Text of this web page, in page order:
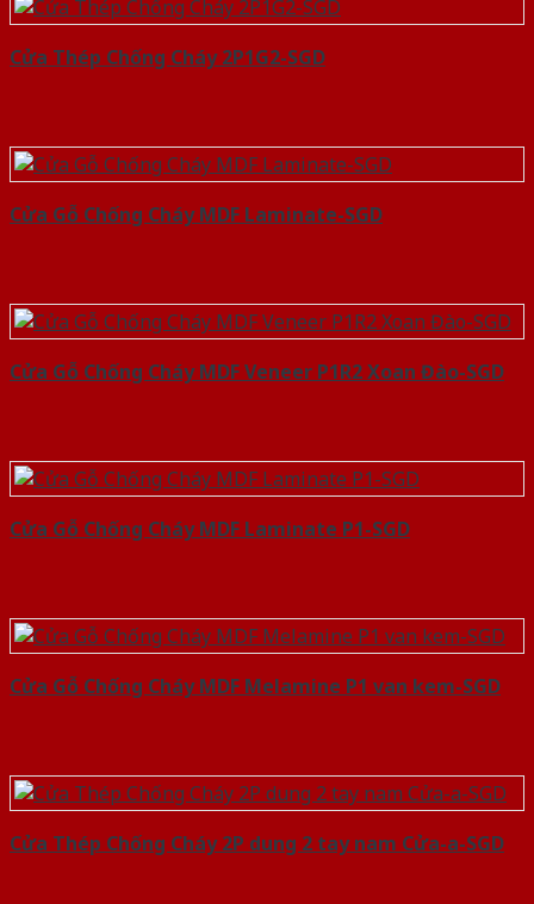
Cửa Thép Chống Cháy 2P1G2-SGD
Cửa Gỗ Chống Cháy MDF Laminate-SGD
Cửa Gỗ Chống Cháy MDF Veneer P1R2 Xoan Đào-SGD
Cửa Gỗ Chống Cháy MDF Laminate P1-SGD
Cửa Gỗ Chống Cháy MDF Melamine P1 van kem-SGD
Cửa Thép Chống Cháy 2P dung 2 tay nam Cửa-a-SGD